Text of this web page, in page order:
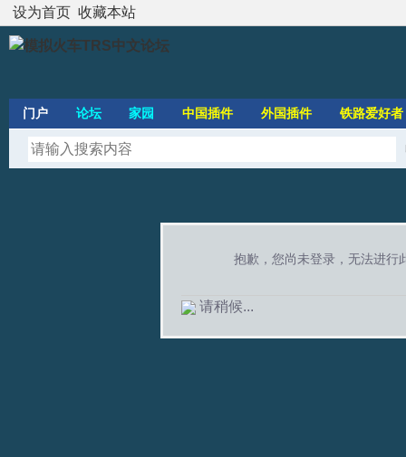
设为首页 收藏本站
门户 论坛 家园 中国插件 外国插件 铁路爱好者
抱歉，您尚未登录，无法进行
请稍候...